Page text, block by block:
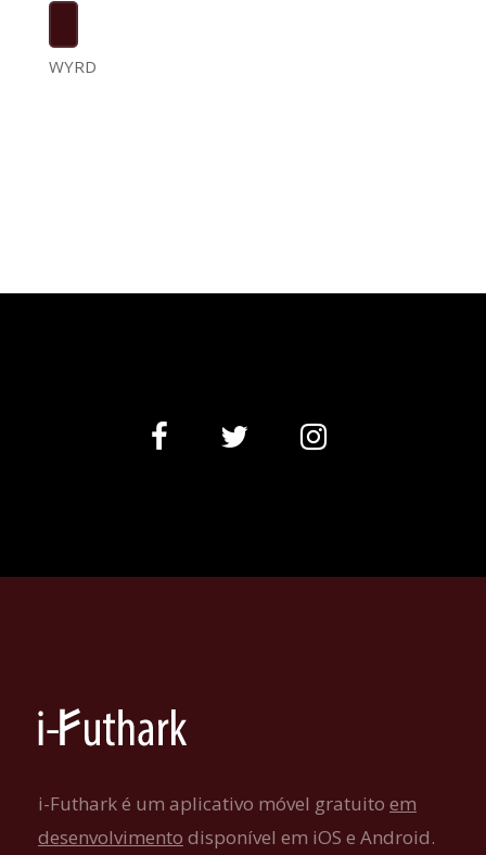
WYRD
i-Futhark é um aplicativo móvel gratuito em
desenvolvimento disponível em iOS e Android.